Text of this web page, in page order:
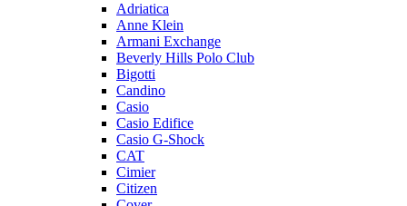
Adriatica
Anne Klein
Armani Exchange
Beverly Hills Polo Club
Bigotti
Candino
Casio
Casio Edifice
Casio G-Shock
CAT
Cimier
Citizen